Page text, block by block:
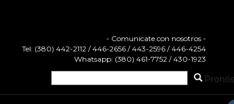
- Comunicate con nosotros -
Tel: (380) 442-2112 / 446-2656 / 443-2596 / 446-4254
Whatsapp: (380) 461-7752 / 430-1923